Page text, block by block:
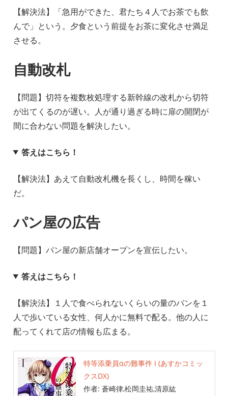
【解決法】「急用ができた、君たち４人でお茶でも飲
んで」という。夕食という前提をお茶に変化させ満足
させる。
自動改札
【問題】切符を複数枚処理する新幹線の改札から切符
が出てくるのが遅い。人が通り過ぎる時に扉の開閉が
間に合わない問題を解決したい。
答えはこちら！
【解決法】あえて自動改札機を長くし、時間を稼い
だ。
パン屋の広告
【問題】パン屋の新店舗オープンを宣伝したい。
答えはこちら！
【解決法】１人で食べられないくらいの量のパンを１
人で歩いている女性、何人かに無料で配る。他の人に
配ってくれて店の情報も広まる。
特等添乗員αの難事件 I (あすかコミッ
クスDX)
作者: 蒼崎律,松岡圭祐,清原紘